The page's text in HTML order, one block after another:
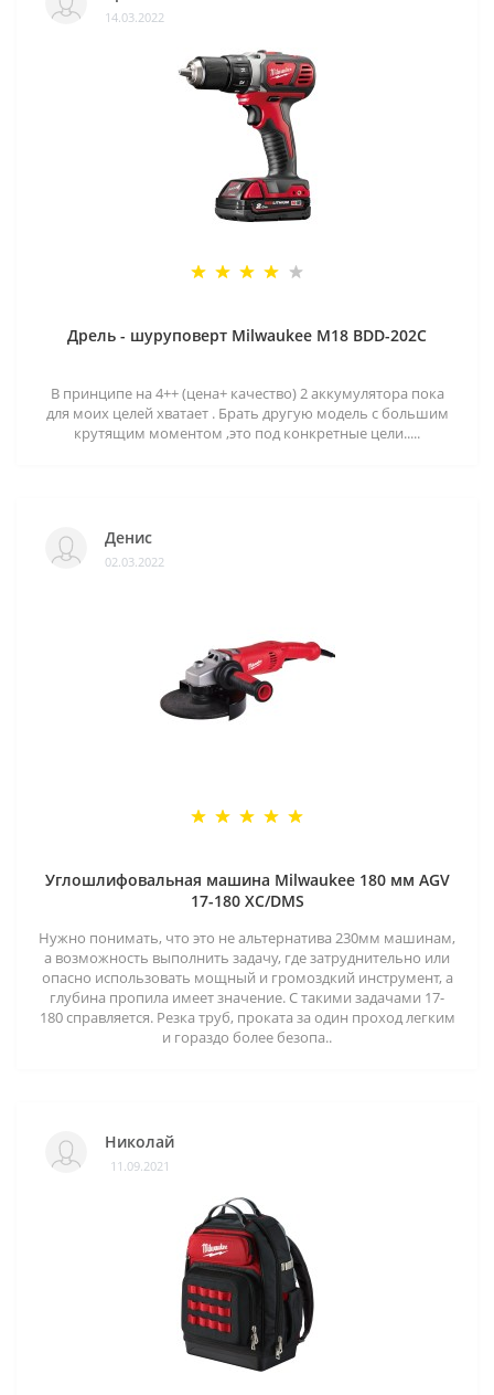
14.03.2022
Дрель - шуруповерт Milwaukee M18 BDD-202C
В принципе на 4++ (цена+ качество) 2 аккумулятора пока
для моих целей хватает . Брать другую модель с большим
крутящим моментом ,это под конкретные цели.....
Денис
02.03.2022
Углошлифовальная машина Milwaukee 180 мм AGV
17-180 XC/DMS
Нужно понимать, что это не альтернатива 230мм машинам,
а возможность выполнить задачу, где затруднительно или
опасно использовать мощный и громоздкий инструмент, а
глубина пропила имеет значение. С такими задачами 17-
180 справляется. Резка труб, проката за один проход легким
и гораздо более безопа..
Николай
11.09.2021